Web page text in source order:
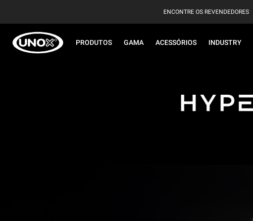
ENCONTRE OS REVENDEDORES
PRODUTOS GAMA ACESSÓRIOS INDUSTRY